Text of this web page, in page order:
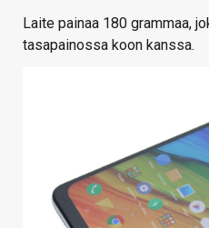
Laite painaa 180 grammaa,
tasapainossa koon kanssa.